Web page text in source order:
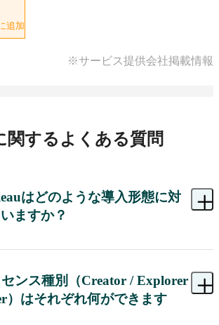
追加
※サービス提供会社掲載情報
関するよくある質問
はどのような導入形態に対
ますか？
は、クラウド型の「Tableau Cloud」とセ
自社のインフラやクラウド環境（プライ
パブリッククラウド）に合わせて導入形
可能です。
ンス種別（Creator / Explorer
）はそれぞれ何ができます